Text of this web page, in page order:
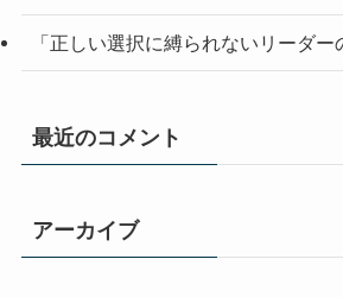
「正しい選択に縛られないリーダー
最近のコメント
アーカイブ